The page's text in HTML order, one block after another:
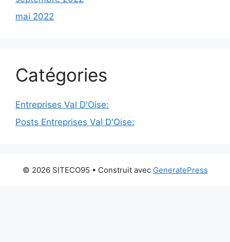
mai 2022
Catégories
Entreprises Val D'Oise:
Posts Entreprises Val D'Oise:
© 2026 SITECO95 • Construit avec GeneratePress